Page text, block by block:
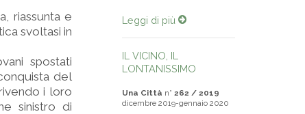
riassunta e
svoltasi in
spostati
del
i loro
sinistro di
Leggi di più
IL VICINO, IL
LONTANISSIMO
Una Città n° 262 / 2019
dicembre 2019-gennaio 2020